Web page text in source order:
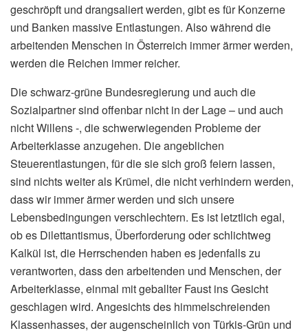
geschröpft und drangsaliert werden, gibt es für Konzerne
und Banken massive Entlastungen. Also während die
arbeitenden Menschen in Österreich immer ärmer werden,
werden die Reichen immer reicher.
Die schwarz-grüne Bundesregierung und auch die
Sozialpartner sind offenbar nicht in der Lage – und auch
nicht Willens -, die schwerwiegenden Probleme der
Arbeiterklasse anzugehen. Die angeblichen
Steuerentlastungen, für die sie sich groß feiern lassen,
sind nichts weiter als Krümel, die nicht verhindern werden,
dass wir immer ärmer werden und sich unsere
Lebensbedingungen verschlechtern. Es ist letztlich egal,
ob es Dilettantismus, Überforderung oder schlichtweg
Kalkül ist, die Herrschenden haben es jedenfalls zu
verantworten, dass den arbeitenden und Menschen, der
Arbeiterklasse, einmal mit geballter Faust ins Gesicht
geschlagen wird. Angesichts des himmelschreienden
Klassenhasses, der augenscheinlich von Türkis-Grün und